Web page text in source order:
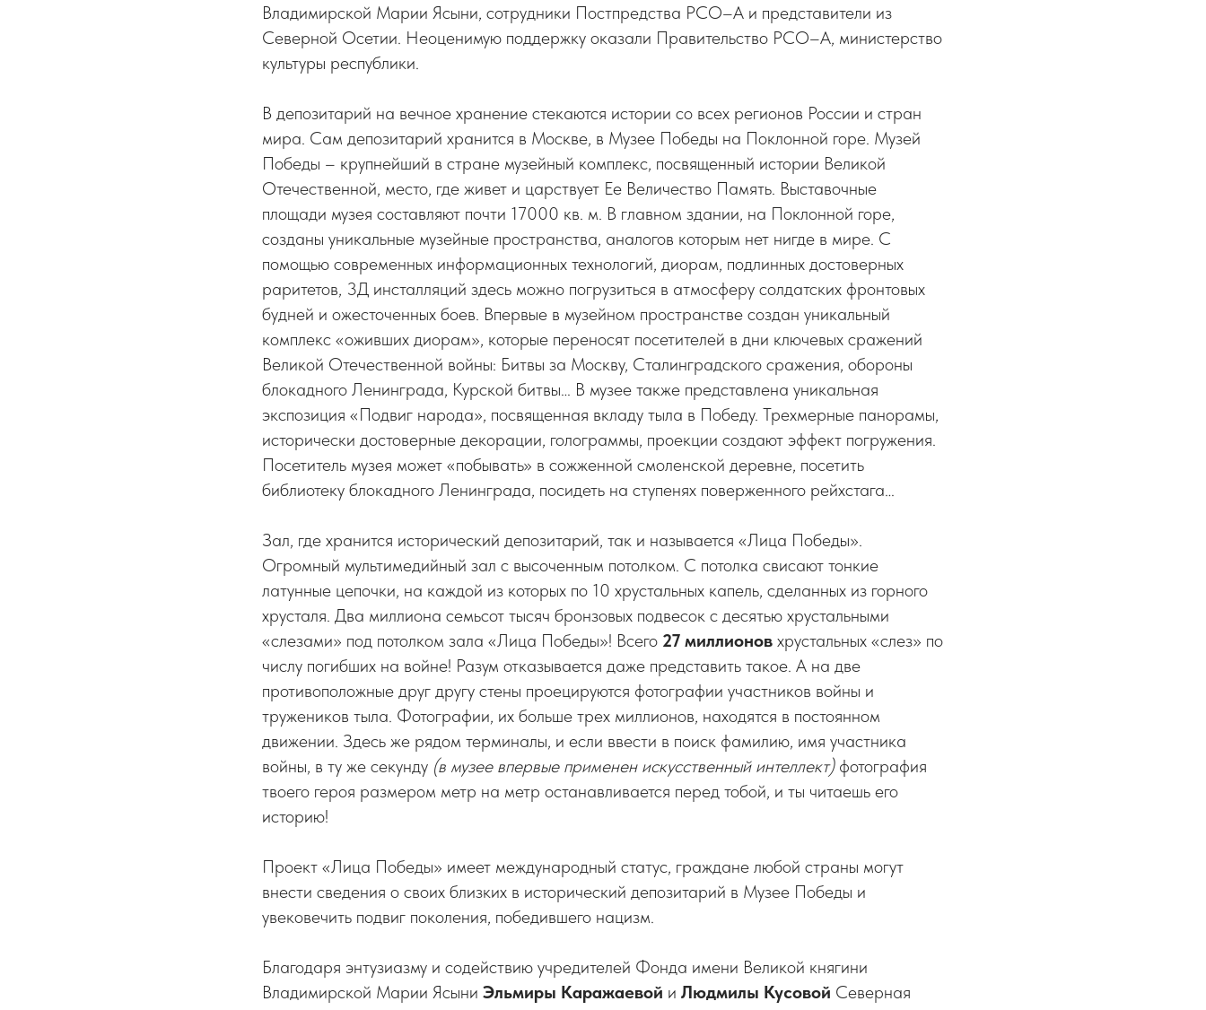
Владимирской Марии Ясыни, сотрудники Постпредства РСО–А и представители из
Северной Осетии. Неоценимую поддержку оказали Правительство РСО–А, министерство
культуры республики.
В депозитарий на вечное хранение стекаются истории со всех регионов России и стран
мира. Сам депозитарий хранится в Москве, в Музее Победы на Поклонной горе. Музей
Победы – крупнейший в стране музейный комплекс, посвященный истории Великой
Отечественной, место, где живет и царствует Ее Величество Память. Выставочные
площади музея составляют почти 17000 кв. м. В главном здании, на Поклонной горе,
созданы уникальные музейные пространства, аналогов которым нет нигде в мире. С
помощью современных информационных технологий, диорам, подлинных достоверных
раритетов, 3Д инсталляций здесь можно погрузиться в атмосферу солдатских фронтовых
будней и ожесточенных боев. Впервые в музейном пространстве создан уникальный
комплекс «оживших диорам», которые переносят посетителей в дни ключевых сражений
Великой Отечественной войны: Битвы за Москву, Сталинградского сражения, обороны
блокадного Ленинграда, Курской битвы… В музее также представлена уникальная
экспозиция «Подвиг народа», посвященная вкладу тыла в Победу. Трехмерные панорамы,
исторически достоверные декорации, голограммы, проекции создают эффект погружения.
Посетитель музея может «побывать» в сожженной смоленской деревне, посетить
библиотеку блокадного Ленинграда, посидеть на ступенях поверженного рейхстага…
Зал, где хранится исторический депозитарий, так и называется «Лица Победы».
Огромный мультимедийный зал с высоченным потолком. С потолка свисают тонкие
латунные цепочки, на каждой из которых по 10 хрустальных капель, сделанных из горного
хрусталя. Два миллиона семьсот тысяч бронзовых подвесок с десятью хрустальными
«слезами» под потолком зала «Лица Победы»! Всего 27 миллионов хрустальных «слез» по
числу погибших на войне! Разум отказывается даже представить такое. А на две
противоположные друг другу стены проецируются фотографии участников войны и
тружеников тыла. Фотографии, их больше трех миллионов, находятся в постоянном
движении. Здесь же рядом терминалы, и если ввести в поиск фамилию, имя участника
войны, в ту же секунду (в музее впервые применен искусственный интеллект) фотография
твоего героя размером метр на метр останавливается перед тобой, и ты читаешь его
историю!
Проект «Лица Победы» имеет международный статус, граждане любой страны могут
внести сведения о своих близких в исторический депозитарий в Музее Победы и
увековечить подвиг поколения, победившего нацизм.
Благодаря энтузиазму и содействию учредителей Фонда имени Великой княгини
Владимирской Марии Ясыни Эльмиры Каражаевой и Людмилы Кусовой Северная